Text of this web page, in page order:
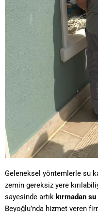
Geleneksel yöntemlerle su
zemin gereksiz yere
sayesinde artık kırmadan
Beyoğlu’nda hizmet veren